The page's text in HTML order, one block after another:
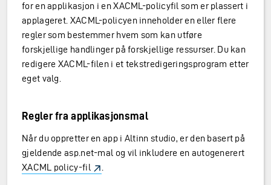
for en applikasjon i en XACML-policyfil som er plassert i
applageret. XACML-policyen inneholder en eller flere
regler som bestemmer hvem som kan utføre
forskjellige handlinger på forskjellige ressurser. Du kan
redigere XACML-filen i et tekstredigeringsprogram etter
eget valg.
Regler fra applikasjonsmal
Når du oppretter en app i Altinn studio, er den basert på
gjeldende asp.net-mal og vil inkludere en autogenerert
XACML policy-fil